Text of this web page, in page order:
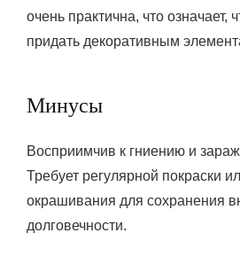
очень практична, что означает,
придать декоративным
Минусы
Восприимчив к гниению и
Требует регулярной покраски
окрашивания для сохранения
долговечности.